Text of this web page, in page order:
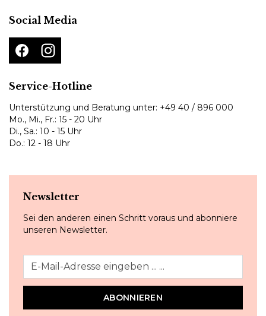
Social Media
Service-Hotline
Unterstützung und Beratung unter: +49 40 / 896 000
Mo., Mi., Fr.: 15 - 20 Uhr
Di., Sa.: 10 - 15 Uhr
Do.: 12 - 18 Uhr
Newsletter
Sei den anderen einen Schritt voraus und abonniere
unseren Newsletter.
ABONNIEREN